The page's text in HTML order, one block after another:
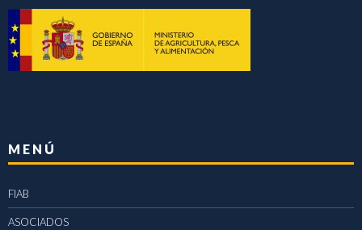
MENÚ
FIAB
ASOCIADOS